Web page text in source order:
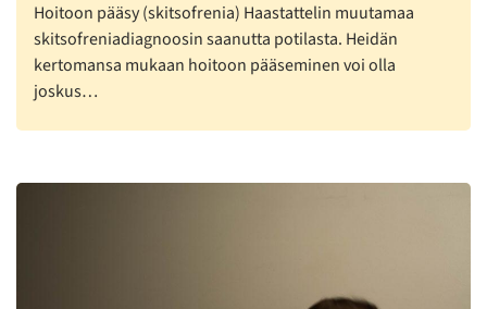
Hoitoon pääsy (skitsofrenia) Haastattelin muutamaa
skitsofreniadiagnoosin saanutta potilasta. Heidän
kertomansa mukaan hoitoon pääseminen voi olla
joskus…